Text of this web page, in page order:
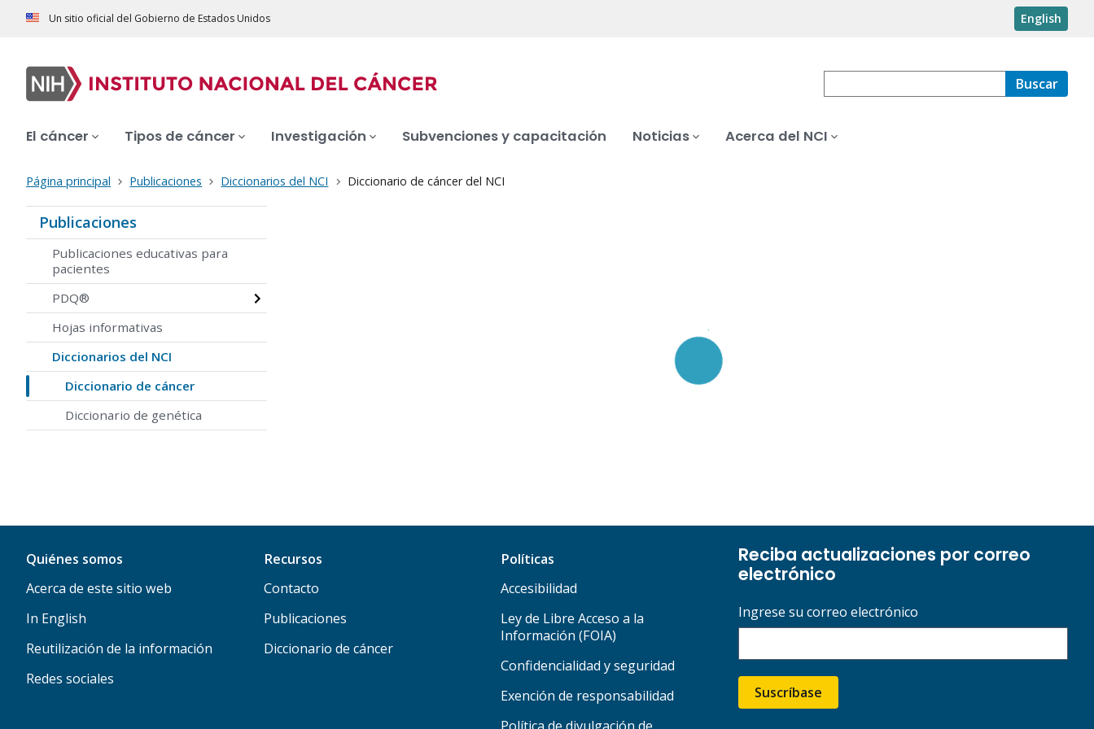
Un sitio oficial del Gobierno de Estados Unidos English
Buscar
El cáncer Tipos de cáncer Investigación Subvenciones y capacitación Noticias Acerca del NCI
Página principal Publicaciones Diccionarios del NCI Diccionario de cáncer del NCI
Publicaciones
Publicaciones educativas para
pacientes
PDQ®
Hojas informativas
Diccionarios del NCI
Diccionario de cáncer
Diccionario de genética
Quiénes somos
Acerca de este sitio web
In English
Reutilización de la información
Redes sociales
Recursos
Contacto
Publicaciones
Diccionario de cáncer
Políticas
Accesibilidad
Ley de Libre Acceso a la
Información (FOIA)
Confidencialidad y seguridad
Exención de responsabilidad
Reciba actualizaciones por correo
electrónico
Ingrese su correo electrónico
Suscríbase